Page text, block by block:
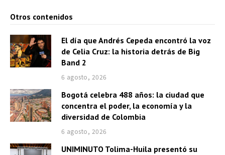
Otros contenidos
El día que Andrés Cepeda encontró la voz
de Celia Cruz: la historia detrás de Big
Band 2
6 agosto, 2026
Bogotá celebra 488 años: la ciudad que
concentra el poder, la economía y la
diversidad de Colombia
6 agosto, 2026
UNIMINUTO Tolima-Huila presentó su